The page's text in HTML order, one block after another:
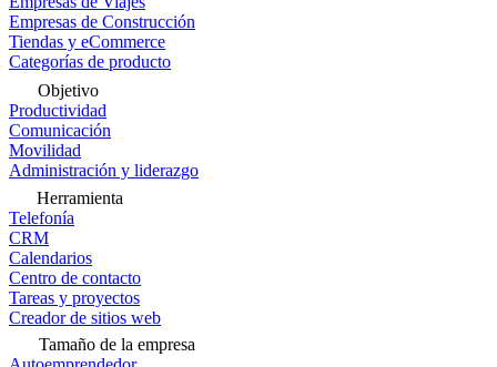
Empresas de Construcción
Tiendas y eCommerce
Categorías de producto
Objetivo
Productividad
Comunicación
Movilidad
Administración y liderazgo
Herramienta
Telefonía
CRM
Calendarios
Centro de contacto
Tareas y proyectos
Creador de sitios web
Tamaño de la empresa